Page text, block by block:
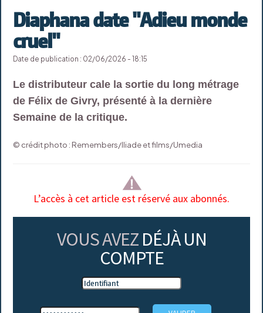
Diaphana date "Adieu monde
cruel"
Date de publication : 02/06/2026 - 18:15
Le distributeur cale la sortie du long métrage
de Félix de Givry, présenté à la dernière
Semaine de la critique.
© crédit photo : Remembers/Iliade et films/Umedia
L’accès à cet article est réservé aux abonnés.
VOUS AVEZ DÉJÀ UN
COMPTE